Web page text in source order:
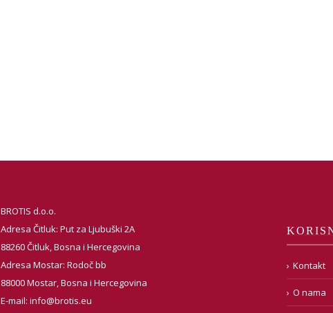
BROTIS d.o.o.
Adresa Čitluk: Put za Ljubuški 2A
88260 Čitluk, Bosna i Hercegovina
Adresa Mostar: Rodoč bb
88000 Mostar, Bosna i Hercegovina
E-mail:info@brotis.eu
Kontakt
O nama